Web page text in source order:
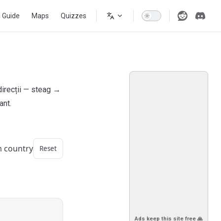
Guide Maps Quizzes
Ads keep this site free 🙏
— steag →
country Reset